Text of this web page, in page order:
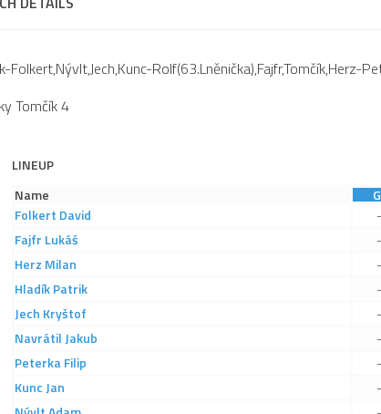
Folkert,Nývlt,Jech,Kunc-Rolf(63.Lněnička),Fajfr,Tomčík,Herz-
Tomčík 4
LINEUP
Name
Folkert David
Fajfr Lukáš
Herz Milan
Hladík Patrik
Jech Kryštof
Navrátil Jakub
Peterka Filip
Kunc Jan